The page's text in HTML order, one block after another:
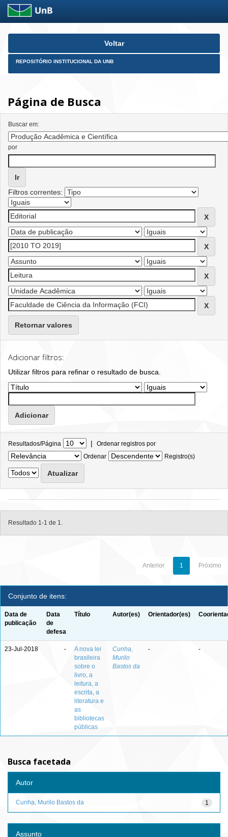
Skip
Voltar
REPOSITÓRIO INSTITUCIONAL DA UNB
Página de Busca
Buscar em:
por
Filtros correntes:
Retornar valores
Adicionar filtros:
Utilizar filtros para refinar o resultado de busca.
Resultados/Página | Ordenar registros por
Ordenar
Registro(s)
Resultado 1-1 de 1.
Anterior 1 Próximo
Conjunto de itens:
Data de
publicação
Data
de
defesa
Título Autor(es) Orientador(es)
23-Jul-2018 -
A nova lei
brasileira
sobre o
livro, a
leitura, a
escrita, a
literatura e
as
bibliotecas
públicas
Cunha,
Murilo
Bastos da
- -
Busca facetada
Autor
1
Cunha, Murilo Bastos da
Assunto